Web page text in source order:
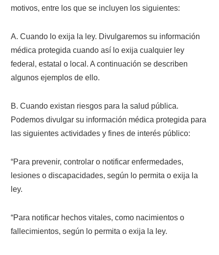
motivos, entre los que se incluyen los siguientes:
A. Cuando lo exija la ley. Divulgaremos su información
médica protegida cuando así lo exija cualquier ley
federal, estatal o local. A continuación se describen
algunos ejemplos de ello.
B. Cuando existan riesgos para la salud pública.
Podemos divulgar su información médica protegida para
las siguientes actividades y fines de interés público:
“Para prevenir, controlar o notificar enfermedades,
lesiones o discapacidades, según lo permita o exija la
ley.
“Para notificar hechos vitales, como nacimientos o
fallecimientos, según lo permita o exija la ley.